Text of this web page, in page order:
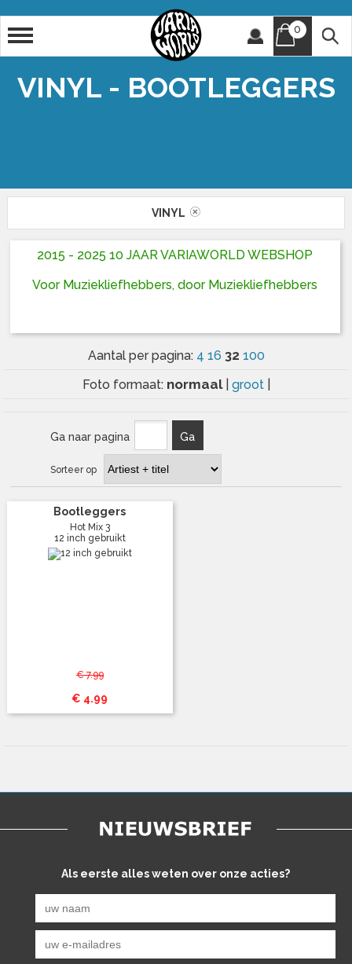
0
VINYL - BOOTLEGGERS
VINYL
2015 - 2025 10 JAAR VARIAWORLD WEBSHOP
Voor Muziekliefhebbers, door Muziekliefhebbers
Aantal per pagina: 4 16 32 100
Foto formaat: normaal groot
Ga naar pagina Ga
Sorteer op
Bootleggers
Hot Mix 3
12 inch gebruikt
€ 7.99
€ 4.99
Als eerste alles weten over onze acties?